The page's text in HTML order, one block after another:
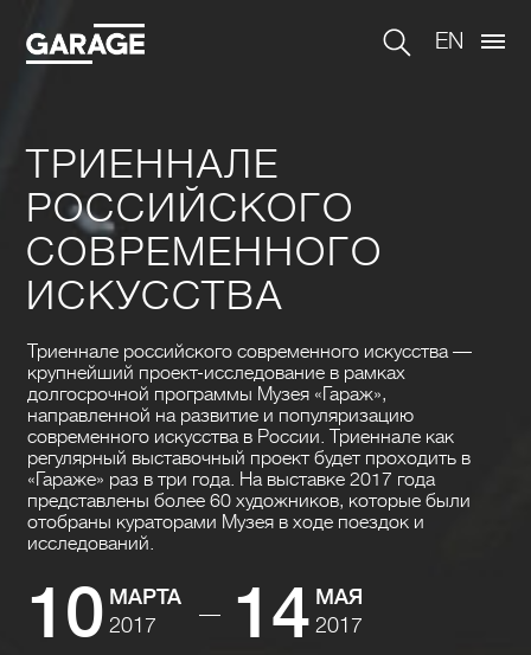
EN
ТРИЕННАЛЕ
РОССИЙСКОГО
СОВРЕМЕННОГО
ИСКУССТВА
Триеннале российского современного искусства —
крупнейший проект-исследование в рамках
долгосрочной программы Музея «Гараж»,
направленной на развитие и популяризацию
современного искусства в России. Триеннале как
регулярный выставочный проект будет проходить в
«Гараже» раз в три года. На выставке 2017 года
представлены более 60 художников, которые были
отобраны кураторами Музея в ходе поездок и
исследований.
10 МАРТА
2017
— 14 МАЯ
2017